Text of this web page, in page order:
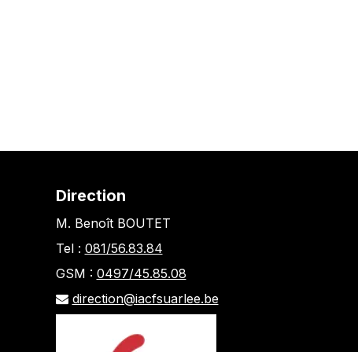
Direction
M. Benoît BOUTET
Tel : 081/56.83.84
GSM : 0497/45.85.08
direction@iacfsuarlee.be